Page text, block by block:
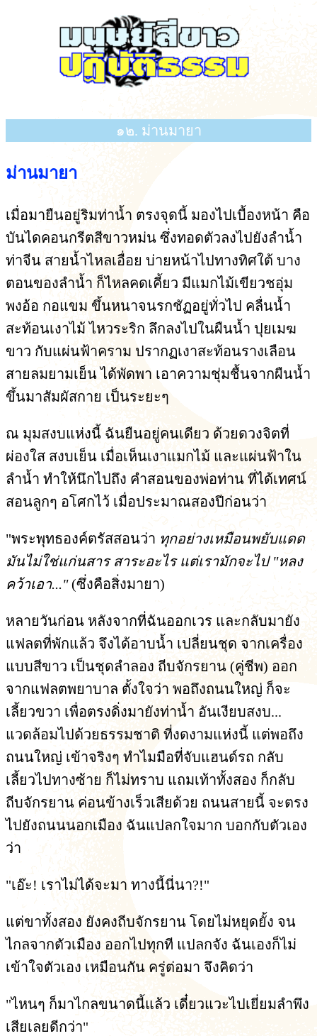
๑๒. ม่านมายา
ม่านมายา
เมื่อมายืนอยู่ริมท่าน้ำ ตรงจุดนี้ มองไปเบื้องหน้า คือ
บันไดคอนกรีตสีขาวหม่น ซึ่งทอดตัวลงไปยังลำน้ำ
ท่าจีน สายน้ำไหลเอื่อย บ่ายหน้าไปทางทิศใต้ บาง
ตอนของลำน้ำ ก็ไหลคดเคี้ยว มีแมกไม้เขียวชอุ่ม
พงอ้อ กอแขม ขึ้นหนาจนรกชัฏอยู่ทั่วไป คลื่นน้ำ
สะท้อนเงาไม้ ไหวระริก ลึกลงไปในผืนน้ำ ปุยเมฆ
ขาว กับแผ่นฟ้าคราม ปรากฏเงาสะท้อนรางเลือน
สายลมยามเย็น ได้พัดพา เอาความชุ่มชื้นจากผืนน้ำ
ขึ้นมาสัมผัสกาย เป็นระยะๆ
ณ มุมสงบแห่งนี้ ฉันยืนอยู่คนเดียว ด้วยดวงจิตที่
ผ่องใส สงบเย็น เมื่อเห็นเงาแมกไม้ และแผ่นฟ้าใน
ลำน้ำ ทำให้นึกไปถึง คำสอนของพ่อท่าน ที่ได้เทศน์
สอนลูกๆ อโศกไว้ เมื่อประมาณสองปีก่อนว่า
"พระพุทธองค์ตรัสสอนว่า ทุกอย่างเหมือนพยับแดด
มันไม่ใช่แก่นสาร สาระอะไร แต่เรามักจะไป "หลง
คว้าเอา..."(ซึ่งคือสิ่งมายา)
หลายวันก่อน หลังจากที่ฉันออกเวร และกลับมายัง
แฟลตที่พักแล้ว จึงได้อาบน้ำ เปลี่ยนชุด จากเครื่อง
แบบสีขาว เป็นชุดลำลอง ถีบจักรยาน (คู่ชีพ) ออก
จากแฟลตพยาบาล ตั้งใจว่า พอถึงถนนใหญ่ ก็จะ
เลี้ยวขวา เพื่อตรงดิ่งมายังท่าน้ำ อันเงียบสงบ...
แวดล้อมไปด้วยธรรมชาติ ที่งดงามแห่งนี้ แต่พอถึง
ถนนใหญ่ เข้าจริงๆ ทำไมมือที่จับแฮนด์รถ กลับ
เลี้ยวไปทางซ้าย ก็ไม่ทราบ แถมเท้าทั้งสอง ก็กลับ
ถีบจักรยาน ค่อนข้างเร็วเสียด้วย ถนนสายนี้ จะตรง
ไปยังถนนนอกเมือง ฉันแปลกใจมาก บอกกับตัวเอง
ว่า
"เอ๊ะ! เราไม่ได้จะมา ทางนี้นี่นา?!"
แต่ขาทั้งสอง ยังคงถีบจักรยาน โดยไม่หยุดยั้ง จน
ไกลจากตัวเมือง ออกไปทุกที แปลกจัง ฉันเองก็ไม่
เข้าใจตัวเอง เหมือนกัน ครู่ต่อมา จึงคิดว่า
"ไหนๆ ก็มาไกลขนาดนี้แล้ว เดี๋ยวแวะไปเยี่ยมลำพึง
เสียเลยดีกว่า"